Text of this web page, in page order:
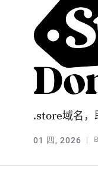
.store域名，
01 四, 2026